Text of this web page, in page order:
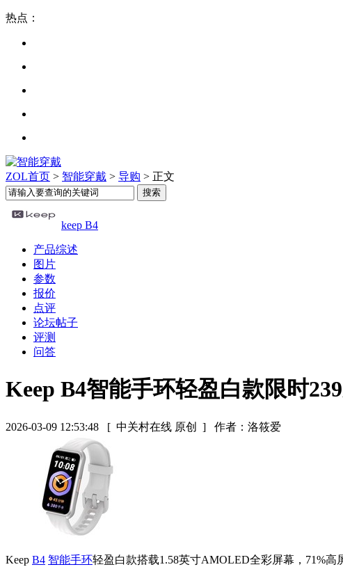
热点：
ZOL首页 > 智能穿戴 > 导购 > 正文
keep B4
产品综述
图片
参数
报价
点评
论坛帖子
评测
问答
Keep B4智能手环轻盈白款限时
2026-03-09 12:53:48 [ 中关村在线 原创 ] 作者：洛筱爱
Keep B4 智能手环轻盈白款搭载1.58英寸AMOLED全彩屏幕，71%